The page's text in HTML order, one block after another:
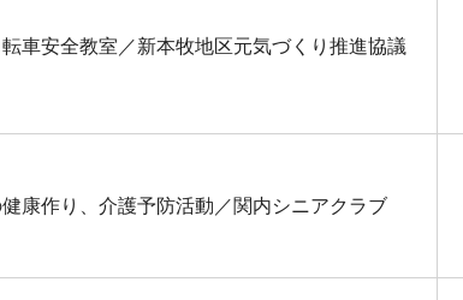
車安全教室／新本牧地区元気づくり推進協議
康作り、介護予防活動／関内シニアクラブ